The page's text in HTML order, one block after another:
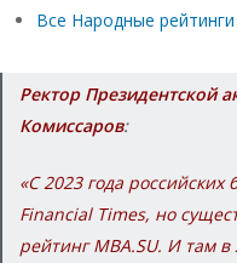
Все Народные
Ректор Президентской
Комиссаров:
«С 2023 года российских
Financial Times, но
рейтинг MBA.SU. И там